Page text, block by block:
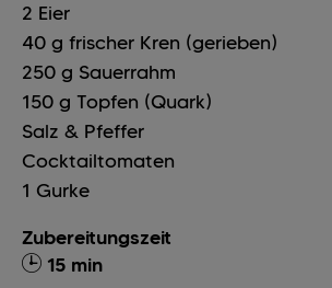
2 Eier
40 g frischer Kren (gerieben)
250 g Sauerrahm
150 g Topfen (Quark)
Salz & Pfeffer
Cocktailtomaten
1 Gurke
Zubereitungszeit
15 min